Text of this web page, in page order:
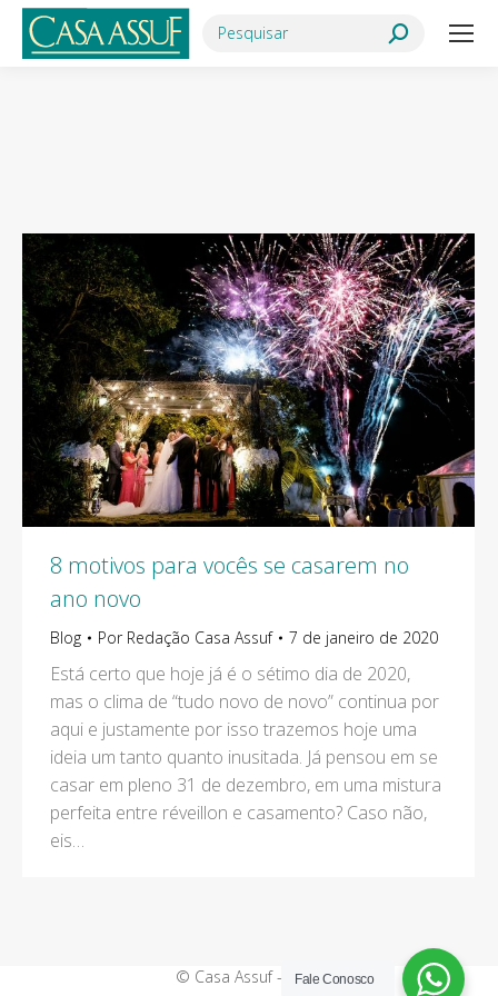
Search:
8 motivos para vocês se casarem no
ano novo
Blog Por Redação Casa Assuf 7 de janeiro de 2020
Está certo que hoje já é o sétimo dia de 2020,
mas o clima de “tudo novo de novo” continua por
aqui e justamente por isso trazemos hoje uma
ideia um tanto quanto inusitada. Já pensou em se
casar em pleno 31 de dezembro, em uma mistura
perfeita entre réveillon e casamento? Caso não,
eis…
© Casa Assuf - 2019Fale Conosco